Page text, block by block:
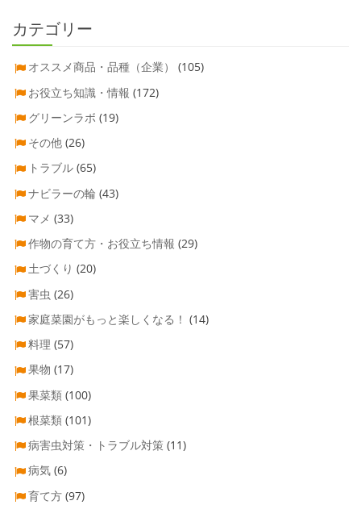
カテゴリー
オススメ商品・品種（企業）
(105)
お役立ち知識・情報 (172)
グリーンラボ (19)
その他 (26)
トラブル (65)
ナビラーの輪 (43)
マメ (33)
作物の育て方・お役立ち情報 (29)
土づくり (20)
害虫 (26)
家庭菜園がもっと楽しくなる！ (14)
料理 (57)
果物 (17)
果菜類 (100)
根菜類 (101)
病害虫対策・トラブル対策 (11)
病気 (6)
育て方 (97)